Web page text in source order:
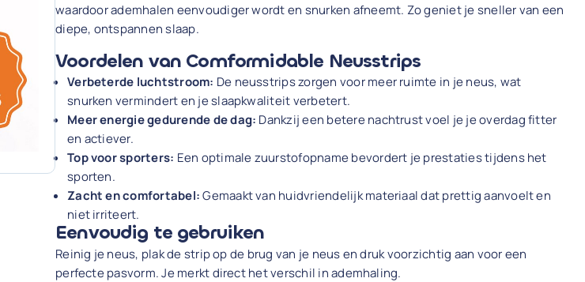
waardoor ademhalen eenvoudiger wordt en snurken afneemt. Zo geniet je sneller van een
diepe, ontspannen slaap.
Voordelen van Comformidable Neusstrips
Verbeterde luchtstroom: De neusstrips zorgen voor meer ruimte in je neus, wat
snurken vermindert en je slaapkwaliteit verbetert.
Meer energie gedurende de dag: Dankzij een betere nachtrust voel je je overdag fitter
en actiever.
Top voor sporters: Een optimale zuurstofopname bevordert je prestaties tijdens het
sporten.
Zacht en comfortabel:Gemaakt van huidvriendelijk materiaal dat prettig aanvoelt en
niet irriteert.
Eenvoudig te gebruiken
Reinig je neus, plak de strip op de brug van je neus en druk voorzichtig aan voor een
perfecte pasvorm. Je merkt direct het verschil in ademhaling.